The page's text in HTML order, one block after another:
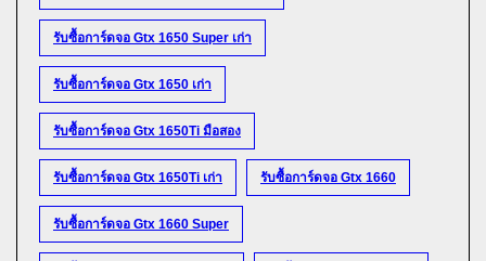
รับซื้อการ์ดจอ Gtx 1650 Super เก่า
รับซื้อการ์ดจอ Gtx 1650 เก่า
รับซื้อการ์ดจอ Gtx 1650Ti มือสอง
รับซื้อการ์ดจอ Gtx 1650Ti เก่า รับซื้อการ์ดจอ Gtx 1660
รับซื้อการ์ดจอ Gtx 1660 Super